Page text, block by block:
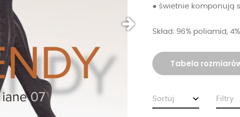
● świetnie komponują
Skład: 96% poliamid,
Tabela
Sortuj Filtry